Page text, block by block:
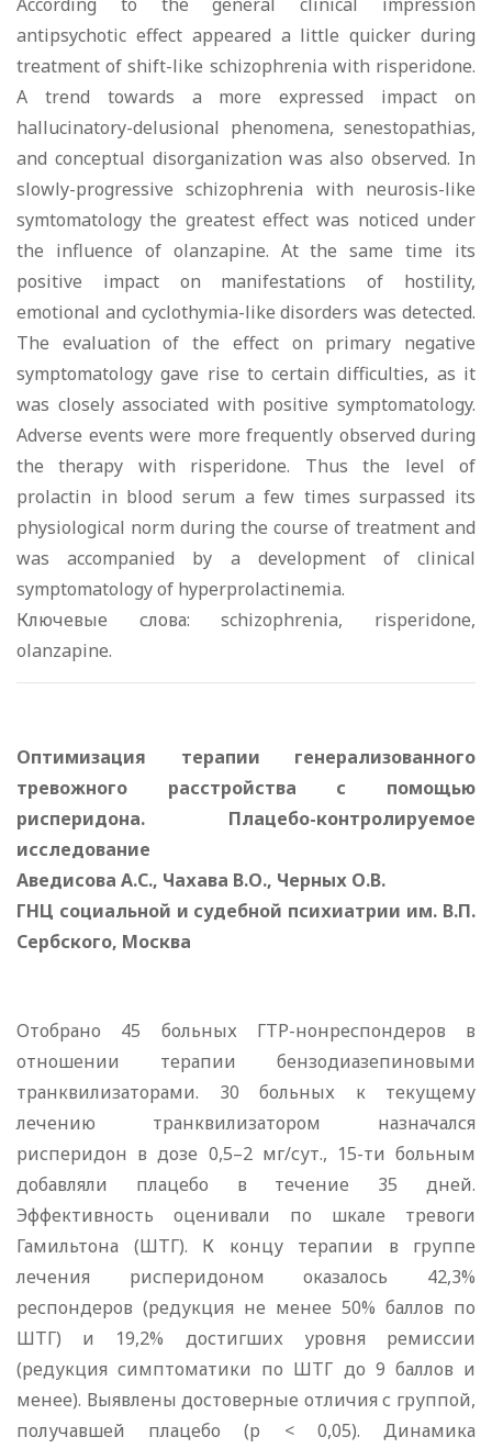
antipsychotic effect appeared a little quicker during
treatment of shift-like schizophrenia with risperidone.
A trend towards a more expressed impact on
hallucinatory-delusional phenomena, senestopathias,
and conceptual disorganization was also observed. In
slowly-progressive schizophrenia with neurosis-like
symtomatology the greatest effect was noticed under
the influence of olanzapine. At the same time its
positive impact on manifestations of hostility,
emotional and cyclothymia-like disorders was detected.
The evaluation of the effect on primary negative
symptomatology gave rise to certain difficulties, as it
was closely associated with positive symptomatology.
Adverse events were more frequently observed during
the therapy with risperidone. Thus the level of
prolactin in blood serum a few times surpassed its
physiological norm during the course of treatment and
was accompanied by a development of clinical
symptomatology of hyperprolactinemia.
Ключевые слова: schizophrenia, risperidone,
olanzapine.
Оптимизация терапии генерализованного
тревожного расстройства с помощью
рисперидона. Плацебо-контролируемое
исследование
Аведисова А.С., Чахава В.О., Черных О.В.
ГНЦ социальной и судебной психиатрии им. В.П.
Сербского, Москва
Отобрано 45 больных ГТР-нонреспондеров в
отношении терапии бензодиазепиновыми
транквилизаторами. 30 больных к текущему
лечению транквилизатором назначался
рисперидон в дозе 0,5–2 мг/сут., 15-ти больным
добавляли плацебо в течение 35 дней.
Эффективность оценивали по шкале тревоги
Гамильтона (ШТГ). К концу терапии в группе
лечения рисперидоном оказалось 42,3%
респондеров (редукция не менее 50% баллов по
ШТГ) и 19,2% достигших уровня ремиссии
(редукция симптоматики по ШТГ до 9 баллов и
менее). Выявлены достоверные отличия с группой,
получавшей плацебо (p < 0,05). Динамика